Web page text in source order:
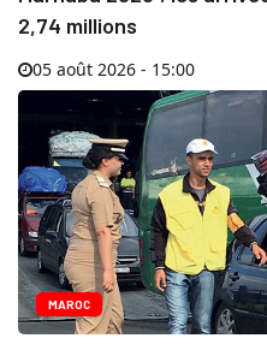
2,74 millions
05 août 2026 - 15:00
MAROC